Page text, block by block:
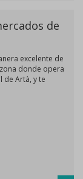
de
excelente de
donde opera
de Artà, y te